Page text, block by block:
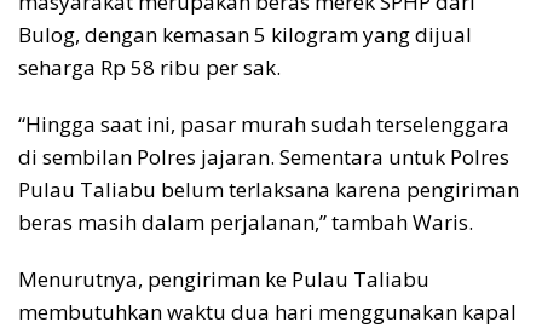
Bulog, dengan kemasan 5 kilogram yang dijual
seharga Rp 58 ribu per sak.
“Hingga saat ini, pasar murah sudah terselenggara
di sembilan Polres jajaran. Sementara untuk Polres
Pulau Taliabu belum terlaksana karena pengiriman
beras masih dalam perjalanan,” tambah Waris.
Menurutnya, pengiriman ke Pulau Taliabu
membutuhkan waktu dua hari menggunakan kapal